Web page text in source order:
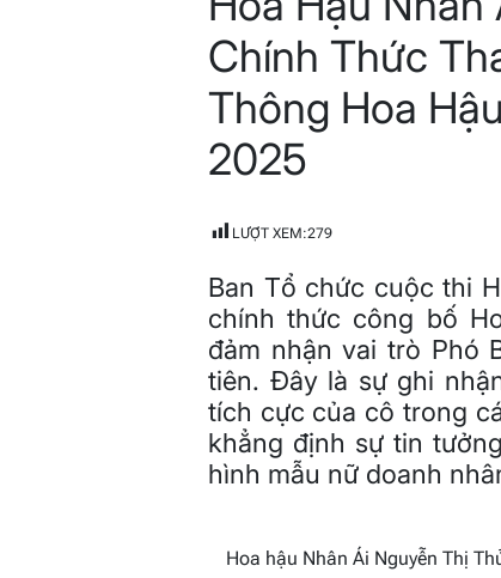
Chính Thức
Thông Hoa
2025
LƯỢT XEM:279
Ban Tổ chức cuộc thi
chính thức công bố
đảm nhận vai trò Phó
tiên. Đây là sự ghi
tích cực của cô trong
khẳng định sự tin
hình mẫu nữ doanh
Hoa hậu Nhân Ái Nguyễn Thị